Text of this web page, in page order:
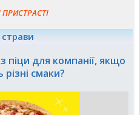
ПРИСТРАСТІ
страви
піци для компанії, якщо
смаки?